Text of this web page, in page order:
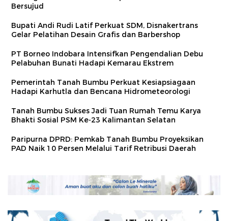
Bersujud
Bupati Andi Rudi Latif Perkuat SDM, Disnakertrans
Gelar Pelatihan Desain Grafis dan Barbershop
PT Borneo Indobara Intensifkan Pengendalian Debu
Pelabuhan Bunati Hadapi Kemarau Ekstrem
Pemerintah Tanah Bumbu Perkuat Kesiapsiagaan
Hadapi Karhutla dan Bencana Hidrometeorologi
Tanah Bumbu Sukses Jadi Tuan Rumah Temu Karya
Bhakti Sosial PSM Ke-23 Kalimantan Selatan
Paripurna DPRD: Pemkab Tanah Bumbu Proyeksikan
PAD Naik 10 Persen Melalui Tarif Retribusi Daerah